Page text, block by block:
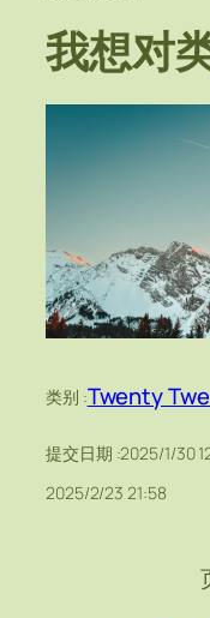
我想对
类别 :Twenty
提交日期 :2025/1/30
2025/2/23 21:58